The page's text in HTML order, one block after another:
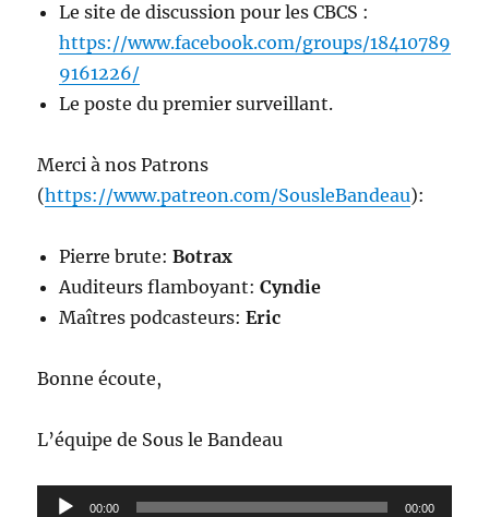
Le site de discussion pour les CBCS :
https://www.facebook.com/groups/18410789
9161226/
Le poste du premier surveillant.
Merci à nos Patrons
(https://www.patreon.com/SousleBandeau):
Pierre brute:Botrax
Auditeurs flamboyant:Cyndie
Maîtres podcasteurs:Eric
Bonne écoute,
L’équipe de Sous le Bandeau
Lecteur00:00 00:00